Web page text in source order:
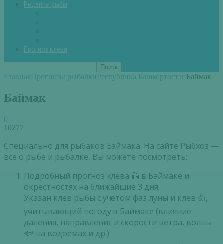
Рецепты рыбы
Прогноз клева
ГлавнаяПрогнозы рыбалкиРеспублика БашкортостанБаймак
Баймак
0
10277
Специально для рыбаков Баймака. На сайте Рыбхоз —
все о рыбе и рыбалке, Вы можете посмотреть:
Подробный прогноз клева 🎣 в Баймаке и
окрестностях на ближайшие 3 дня
Указан клёв рыбы с учетом фаз луны и клёв 👍,
учитывающий погоду в Баймаке (влияние
даления, направления и скорости ветра, волны
🐟 на водоемах и др.)